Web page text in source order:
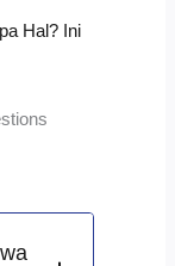
Hal? Ini